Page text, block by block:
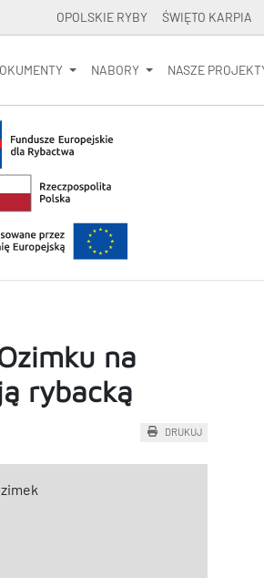
OPOLSKIE RYBY ŚWIĘTO KARPIA
NABORY NASZE
na
rybacką
DRUKUJ